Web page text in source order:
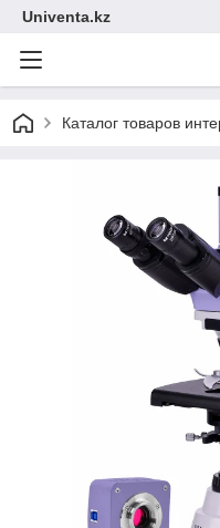
Univenta.kz
Каталог товаров